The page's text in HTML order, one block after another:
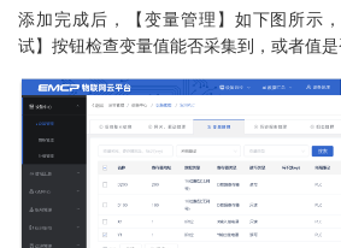
添加完成后，【变量管理】如下图所示
试】按钮检查变量值能否采集到，或者值是